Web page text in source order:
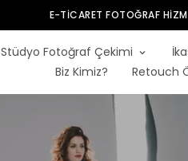
E-TICARET FOTOĞRAF
Stüdyo Fotoğraf Çekimi
Biz Kimiz?
Retouch